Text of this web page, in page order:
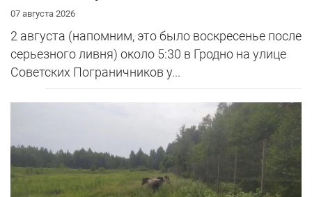
07 августа 2026
2 августа (напомним, это было воскресенье после
серьезного ливня) около 5:30 в Гродно на улице
Советских Пограничников у...